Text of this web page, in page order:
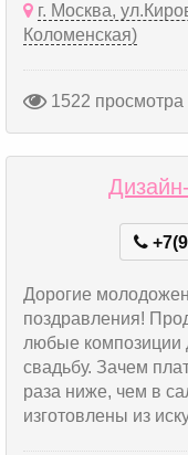
г. Москва,
Коломенская)
1522 просмотра
Дорогие
поздравления!
любые композиции
свадьбу. Зачем
раза ниже, чем в
изготовлены из